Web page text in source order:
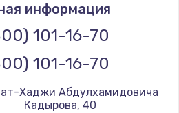
информация
101-16-70
101-16-70
Кадырова, 40